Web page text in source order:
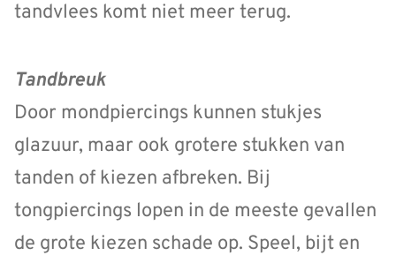
tandvlees komt niet meer terug.
Tandbreuk
Door mondpiercings kunnen stukjes
glazuur, maar ook grotere stukken van
tanden of kiezen afbreken. Bij
tongpiercings lopen in de meeste gevallen
de grote kiezen schade op. Speel, bijt en